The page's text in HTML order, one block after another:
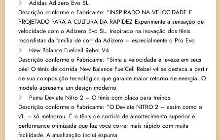
Adidas Adizero Evo SL
Descrição conforme o Fabricante: “INSPIRADO NA VELOCIDADE E
PROJETADO PARA A CULTURA DA RAPIDEZ Experimente a sensação de
velocidade com o Adizero Evo SL. Inspirado na inovação dos tênis
recordistas da família de corrida Adizero – especialmente o Pro Evo
New Balance Fuelcell Rebel V4
Descrição conforme o Fabricante: “Sinta a velocidade e leveza em seus
pés! O tênis de corrida New Balance FuelCell Rebel v4 se destaca a partir
de sua composição tecnológica que garante maior retorno de energia. O
modelo apresenta um design moderno
Puma Deviate Nitro 2 – O tênis com placa para treinos
Descrição conforme o Fabricante: “O Deviate NITRO 2 – assim como o
v1, – só melhorou. É o tênis de corrida de amortecimento superior e
performance otimizada que faz você correr mais rápido com muita
facilidade. A atualização inclui espuma